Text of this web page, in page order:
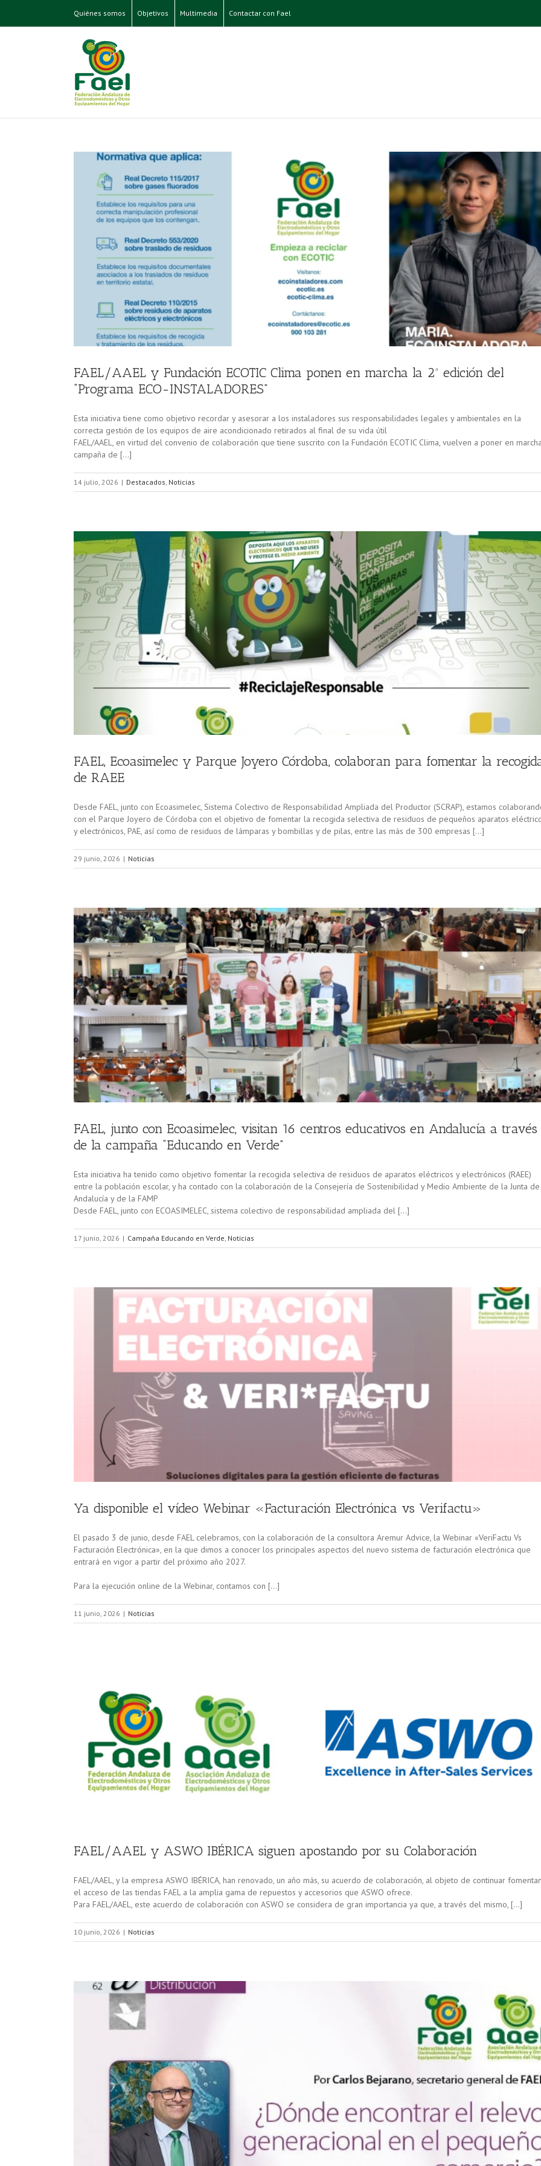
Quiénes somos Objetivos Multimedia Contactar con Fael
FAEL/AAEL y Fundación ECOTIC Clima ponen en marcha la 2ª edición del
“Programa ECO-INSTALADORES”
Esta iniciativa tiene como objetivo recordar y asesorar a los instaladores sus responsabilidades legales y ambientales en la
correcta gestión de los equipos de aire acondicionado retirados al final de su vida útil
FAEL/AAEL, en virtud del convenio de colaboración que tiene suscrito con la Fundación ECOTIC Clima, vuelven a poner en
campaña de […]
14 julio, 2026 | Destacados, Noticias
FAEL, Ecoasimelec y Parque Joyero Córdoba, colaboran para fomentar la
de RAEE
Desde FAEL, junto con Ecoasimelec, Sistema Colectivo de Responsabilidad Ampliada del Productor (SCRAP), estamos
con el Parque Joyero de Córdoba con el objetivo de fomentar la recogida selectiva de residuos de pequeños aparatos
y electrónicos, PAE, así como de residuos de lámparas y bombillas y de pilas, entre las más de 300 empresas […]
29 junio, 2026 | Noticias
FAEL, junto con Ecoasimelec, visitan 16 centros educativos en Andalucía a través
de la campaña “Educando en Verde”
Esta iniciativa ha tenido como objetivo fomentar la recogida selectiva de residuos de aparatos eléctricos y electrónicos (RAEE)
entre la población escolar, y ha contado con la colaboración de la Consejería de Sostenibilidad y Medio Ambiente de la Junta de
Andalucía y de la FAMP
Desde FAEL, junto con ECOASIMELEC, sistema colectivo de responsabilidad ampliada del […]
17 junio, 2026 | Campaña Educando en Verde, Noticias
Ya disponible el vídeo Webinar «Facturación Electrónica vs Verifactu»
El pasado 3 de junio, desde FAEL celebramos, con la colaboración de la consultora Aremur Advice, la Webinar «VeriFactu Vs
Facturación Electrónica», en la que dimos a conocer los principales aspectos del nuevo sistema de facturación electrónica que
entrará en vigor a partir del próximo año 2027.
Para la ejecución online de la Webinar, contamos con […]
11 junio, 2026 | Noticias
FAEL/AAEL y ASWO IBÉRICA siguen apostando por su Colaboración
FAEL/AAEL, y la empresa ASWO IBÉRICA, han renovado, un año más, su acuerdo de colaboración, al objeto de continuar
el acceso de las tiendas FAEL a la amplia gama de repuestos y accesorios que ASWO ofrece.
Para FAEL/AAEL, este acuerdo de colaboración con ASWO se considera de gran importancia ya que, a través del mismo, […]
10 junio, 2026 | Noticias